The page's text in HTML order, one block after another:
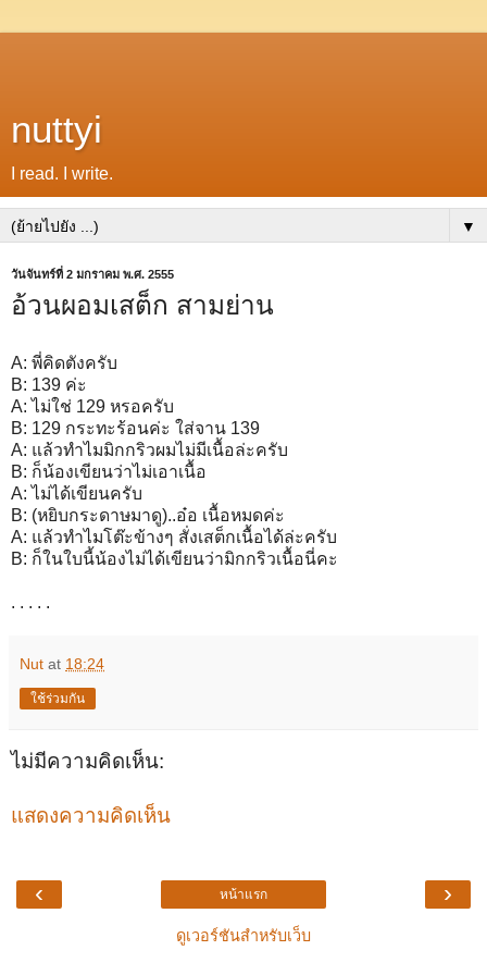
nuttyi
I read. I write.
▼
วันจันทร์ที่ 2 มกราคม พ.ศ. 2555
อ้วนผอมเสต็ก สามย่าน
A: พี่คิดตังครับ
B: 139 ค่ะ
A: ไม่ใช่ 129 หรอครับ
B: 129 กระทะร้อนค่ะ ใส่จาน 139
A: แล้วทำไมมิกกริวผมไม่มีเนื้อล่ะครับ
B: ก็น้องเขียนว่าไม่เอาเนื้อ
A: ไม่ได้เขียนครับ
B: (หยิบกระดาษมาดู)..อ๋อ เนื้อหมดค่ะ
A: แล้วทำไมโต๊ะข้างๆ สั่งเสต็กเนื้อได้ล่ะครับ
B: ก็ในใบนี้น้องไม่ได้เขียนว่ามิกกริวเนื้อนี่คะ
. . . . .
Nut at 18:24
ใช้ร่วมกัน
ไม่มีความคิดเห็น:
แสดงความคิดเห็น
‹ ›
หน้าแรก
ดูเวอร์ชันสำหรับเว็บ